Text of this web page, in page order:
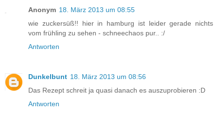
Anonym 18. März 2013 um 08:55
wie zuckersüß!! hier in hamburg ist leider gerade nichts
vom frühling zu sehen - schneechaos pur.. :/
Antworten
Dunkelbunt 18. März 2013 um 08:56
Das Rezept schreit ja quasi danach es auszuprobieren :D
Antworten